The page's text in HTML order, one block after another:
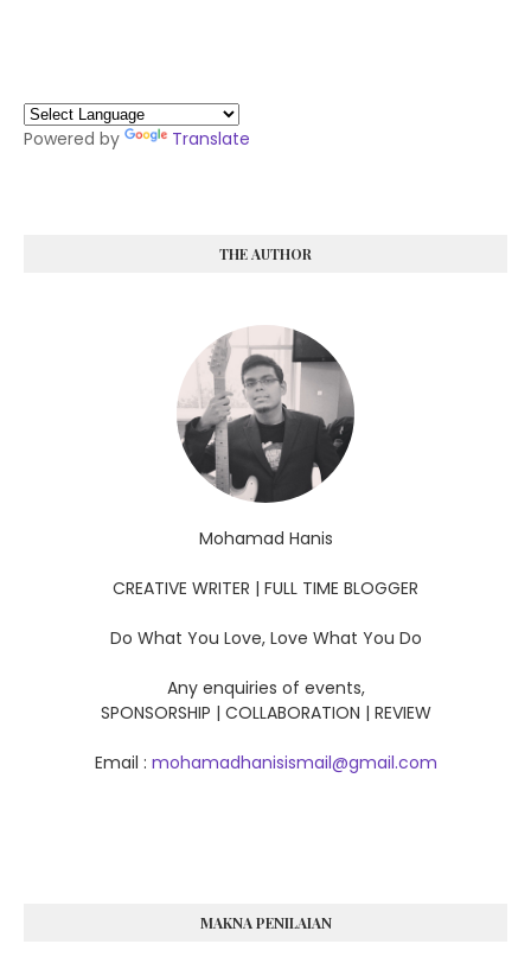
Powered by Translate
THE AUTHOR
Mohamad Hanis
CREATIVE WRITER | FULL TIME BLOGGER
Do What You Love, Love What You Do
Any enquiries of events,
SPONSORSHIP | COLLABORATION | REVIEW
Email : mohamadhanisismail@gmail.com
MAKNA PENILAIAN